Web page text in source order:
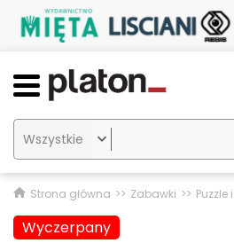

Strona główna Zabawki
Wyczerpany